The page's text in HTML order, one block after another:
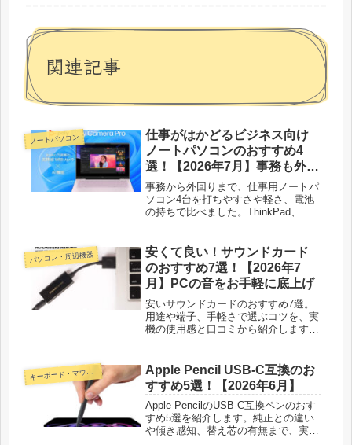
関連記事
ノートパソコン
仕事がはかどるビジネス向け
ノートパソコンのおすすめ4
選！【2026年7月】事務も外回
りも一台で
事務から外回りまで、仕事用ノートパ
ソコン4台を打ちやすさや軽さ、電池
の持ちで比べました。ThinkPad、
パソコン・周辺機器
安くて良い！サウンドカード
のおすすめ7選！【2026年7
月】PCの音をお手軽に底上げ
安いサウンドカードのおすすめ7選。
用途や端子、手軽さで選ぶコツを、実
機の使用感と口コミから紹介します。
キーボード・マウス・入力機器
Apple Pencil USB-C互換のお
すすめ5選！【2026年6月】
Apple PencilのUSB-C互換ペンのおす
すめ5選を紹介します。純正との違い
や傾き感知、替え芯の有無まで、実際